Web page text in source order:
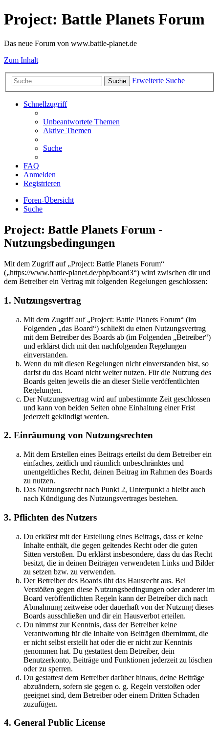
Project: Battle Planets Forum
Das neue Forum von www.battle-planet.de
Zum Inhalt
Suche Erweiterte Suche
Schnellzugriff
Unbeantwortete Themen
Aktive Themen
Suche
FAQ
Anmelden
Registrieren
Foren-Übersicht
Suche
Project: Battle Planets Forum -
Nutzungsbedingungen
Mit dem Zugriff auf „Project: Battle Planets Forum“
(„https://www.battle-planet.de/pbp/board3“) wird zwischen dir und
dem Betreiber ein Vertrag mit folgenden Regelungen geschlossen:
1. Nutzungsvertrag
Mit dem Zugriff auf „Project: Battle Planets Forum“ (im
Folgenden „das Board“) schließt du einen Nutzungsvertrag
mit dem Betreiber des Boards ab (im Folgenden „Betreiber“)
und erklärst dich mit den nachfolgenden Regelungen
einverstanden.
Wenn du mit diesen Regelungen nicht einverstanden bist, so
darfst du das Board nicht weiter nutzen. Für die Nutzung des
Boards gelten jeweils die an dieser Stelle veröffentlichten
Regelungen.
Der Nutzungsvertrag wird auf unbestimmte Zeit geschlossen
und kann von beiden Seiten ohne Einhaltung einer Frist
jederzeit gekündigt werden.
2. Einräumung von Nutzungsrechten
Mit dem Erstellen eines Beitrags erteilst du dem Betreiber ein
einfaches, zeitlich und räumlich unbeschränktes und
unentgeltliches Recht, deinen Beitrag im Rahmen des Boards
zu nutzen.
Das Nutzungsrecht nach Punkt 2, Unterpunkt a bleibt auch
nach Kündigung des Nutzungsvertrages bestehen.
3. Pflichten des Nutzers
Du erklärst mit der Erstellung eines Beitrags, dass er keine
Inhalte enthält, die gegen geltendes Recht oder die guten
Sitten verstoßen. Du erklärst insbesondere, dass du das Recht
besitzt, die in deinen Beiträgen verwendeten Links und Bilder
zu setzen bzw. zu verwenden.
Der Betreiber des Boards übt das Hausrecht aus. Bei
Verstößen gegen diese Nutzungsbedingungen oder anderer im
Board veröffentlichten Regeln kann der Betreiber dich nach
Abmahnung zeitweise oder dauerhaft von der Nutzung dieses
Boards ausschließen und dir ein Hausverbot erteilen.
Du nimmst zur Kenntnis, dass der Betreiber keine
Verantwortung für die Inhalte von Beiträgen übernimmt, die
er nicht selbst erstellt hat oder die er nicht zur Kenntnis
genommen hat. Du gestattest dem Betreiber, dein
Benutzerkonto, Beiträge und Funktionen jederzeit zu löschen
oder zu sperren.
Du gestattest dem Betreiber darüber hinaus, deine Beiträge
abzuändern, sofern sie gegen o. g. Regeln verstoßen oder
geeignet sind, dem Betreiber oder einem Dritten Schaden
zuzufügen.
4. General Public License